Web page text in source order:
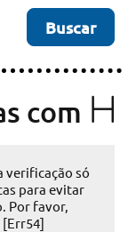
com H
verificação só
para evitar
Por favor,